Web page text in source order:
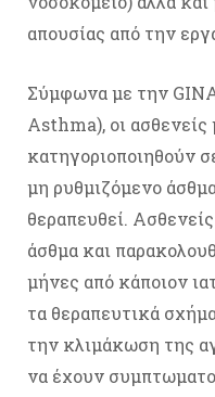
απουσίας από την
Σύμφωνα με την
Asthma), οι
κατηγοριοποιηθούν
μη ρυθμιζόμενο
θεραπευθεί.
άσθμα και
μήνες από κάποιον
τα θεραπευτικά
την κλιμάκωση της
να έχουν